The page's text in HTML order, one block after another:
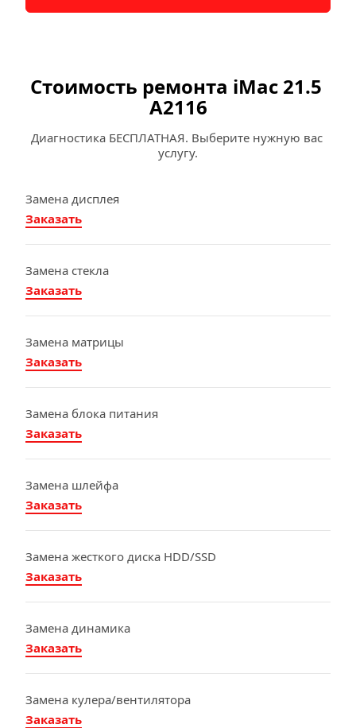
Стоимость ремонта iMac 21.5
A2116
Диагностика БЕСПЛАТНАЯ. Выберите нужную вас
услугу.
Замена дисплея
Заказать
Замена стекла
Заказать
Замена матрицы
Заказать
Замена блока питания
Заказать
Замена шлейфа
Заказать
Замена жесткого диска HDD/SSD
Заказать
Замена динамика
Заказать
Замена кулера/вентилятора
Заказать